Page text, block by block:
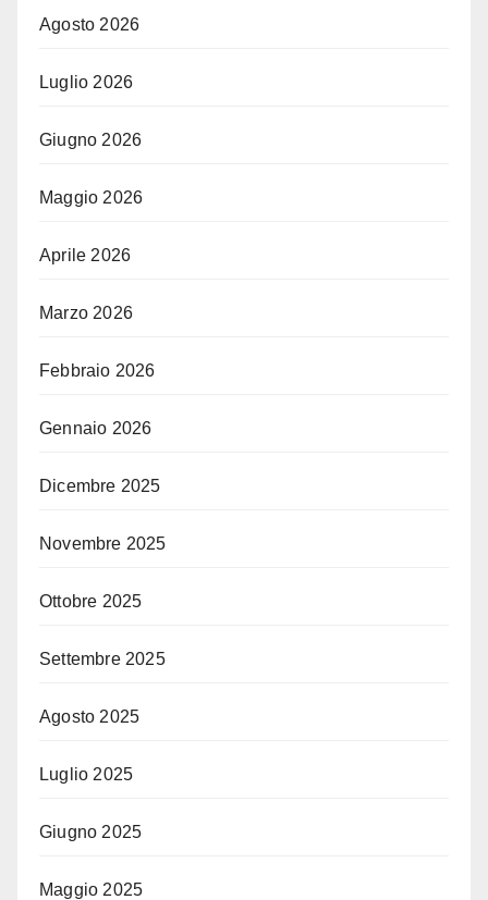
Agosto 2026
Luglio 2026
Giugno 2026
Maggio 2026
Aprile 2026
Marzo 2026
Febbraio 2026
Gennaio 2026
Dicembre 2025
Novembre 2025
Ottobre 2025
Settembre 2025
Agosto 2025
Luglio 2025
Giugno 2025
Maggio 2025